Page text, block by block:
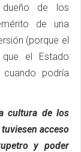
de los
de una
(porque el
el Estado
cuando podría
cultura de los
acceso
y poder